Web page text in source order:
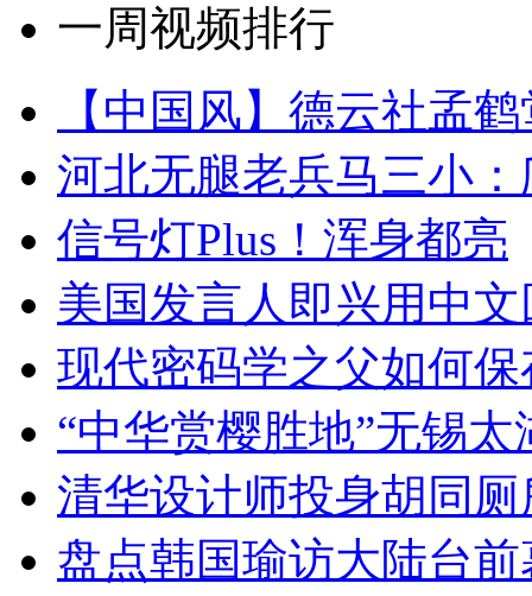
一周视频排行
【中国风】德云社孟
河北无腿老兵马三小
信号灯Plus！浑身都亮
美国发言人即兴用中
现代密码学之父如何
“中华赏樱胜地”无锡
清华设计师投身胡同
盘点韩国瑜访大陆台